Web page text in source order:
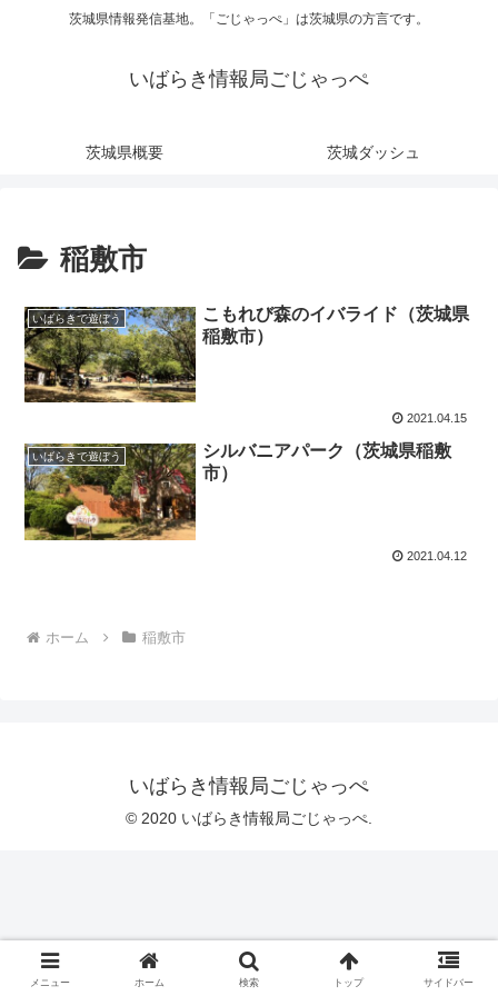
茨城県情報発信基地。「ごじゃっぺ」は茨城県の方言です。
いばらき情報局ごじゃっぺ
茨城県概要 茨城ダッシュ
稲敷市
いばらきで遊ぼう
こもれび森のイバライド（茨城県
稲敷市）
2021.04.15
いばらきで遊ぼう
シルバニアパーク（茨城県稲敷
市）
2021.04.12
ホーム 稲敷市
いばらき情報局ごじゃっぺ
© 2020 いばらき情報局ごじゃっぺ.
メニュー ホーム 検索 トップ サイドバー